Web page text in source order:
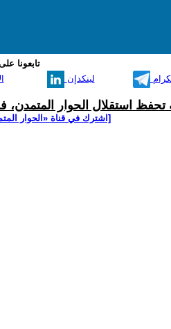
تابعونا
لينكدإن
تحفظ استقلال الحوار
[اشترك في قناة ‫«الحوار